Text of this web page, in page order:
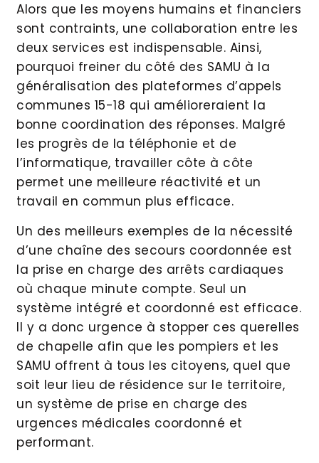
Alors que les moyens humains et financiers
sont contraints, une collaboration entre les
deux services est indispensable. Ainsi,
pourquoi freiner du côté des SAMU à la
généralisation des plateformes d’appels
communes 15-18 qui amélioreraient la
bonne coordination des réponses. Malgré
les progrès de la téléphonie et de
l’informatique, travailler côte à côte
permet une meilleure réactivité et un
travail en commun plus efficace.
Un des meilleurs exemples de la nécessité
d’une chaîne des secours coordonnée est
la prise en charge des arrêts cardiaques
où chaque minute compte. Seul un
système intégré et coordonné est efficace.
Il y a donc urgence à stopper ces querelles
de chapelle afin que les pompiers et les
SAMU offrent à tous les citoyens, quel que
soit leur lieu de résidence sur le territoire,
un système de prise en charge des
urgences médicales coordonné et
performant.